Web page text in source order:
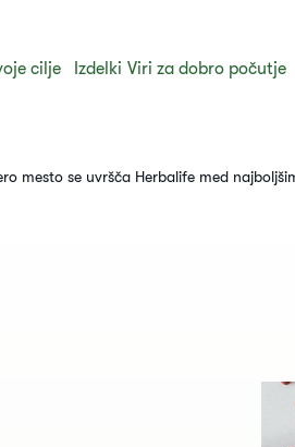
cilje Izdelki Viri za dobro počutje
mesto se uvršča Herbalife med